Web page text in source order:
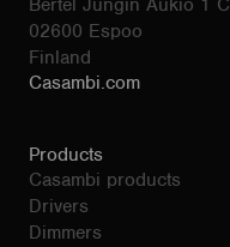
Bertel Jungin Aukio 1 C
02600 Espoo
Finland
Casambi.com
Products
Casambi products
Drivers
Dimmers